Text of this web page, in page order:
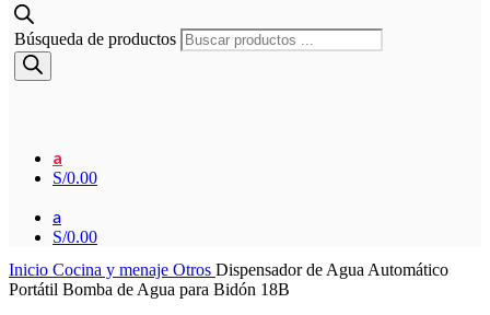
Búsqueda de productos
a
S/0.00
a
S/0.00
Inicio Cocina y menaje Otros Dispensador de Agua Automático
Portátil Bomba de Agua para Bidón 18B